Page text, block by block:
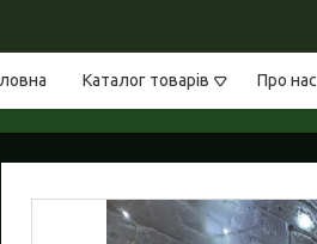
Каталог товарів Про нас